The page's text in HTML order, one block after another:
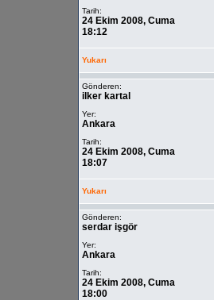
Tarih:
24 Ekim 2008, Cuma
18:12
Yukarı
Gönderen:
ilker kartal
Yer:
Ankara
Tarih:
24 Ekim 2008, Cuma
18:07
Yukarı
Gönderen:
serdar işgör
Yer:
Ankara
Tarih:
24 Ekim 2008, Cuma
18:00